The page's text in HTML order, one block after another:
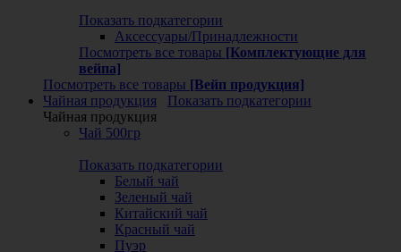
Показать подкатегории
Аксессуары/Принадлежности
Посмотреть все товары [Комплектующие для
вейпа]
Посмотреть все товары [Вейп продукция]
Чайная продукция
Показать подкатегории
Чайная продукция
Чай 500гр
Показать подкатегории
Белый чай
Зеленый чай
Китайский чай
Красный чай
Пуэр